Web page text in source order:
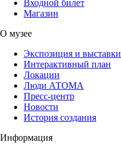
Входной билет
Магазин
О музее
Экспозиция и выставки
Интерактивный план
Локации
Люди АТОМА
Пресс-центр
Новости
История создания
Информация